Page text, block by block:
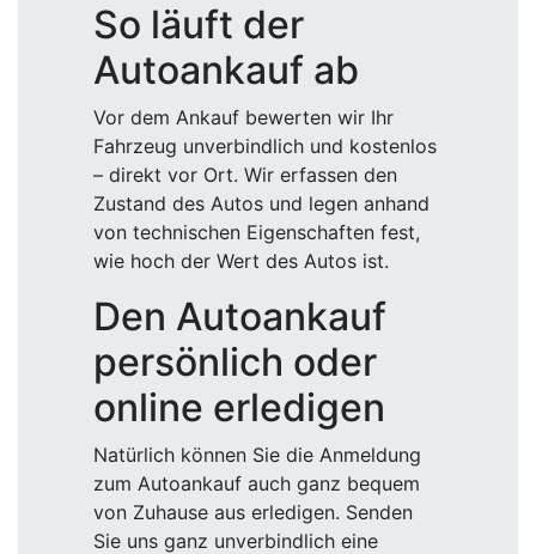
So läuft der
Autoankauf ab
Vor dem Ankauf bewerten wir Ihr
Fahrzeug unverbindlich und kostenlos
– direkt vor Ort. Wir erfassen den
Zustand des Autos und legen anhand
von technischen Eigenschaften fest,
wie hoch der Wert des Autos ist.
Den Autoankauf
persönlich oder
online erledigen
Natürlich können Sie die Anmeldung
zum Autoankauf auch ganz bequem
von Zuhause aus erledigen. Senden
Sie uns ganz unverbindlich eine